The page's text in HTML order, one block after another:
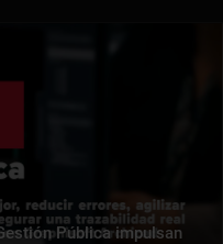
Pública impulsan